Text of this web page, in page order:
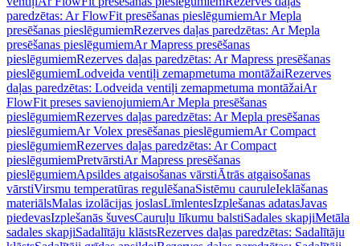
paredzētas: Ar FlowFit presēšanas pieslēgumiemAr Mepla
presēšanas pieslēgumiemRezerves daļas paredzētas: Ar Mepla
presēšanas pieslēgumiemAr Mapress presēšanas
pieslēgumiemRezerves daļas paredzētas: Ar Mapress presēšanas
pieslēgumiemLodveida ventiļi zemapmetuma montāžaiRezerves
daļas paredzētas: Lodveida ventiļi zemapmetuma montāžaiAr
FlowFit preses savienojumiemAr Mepla presēšanas
pieslēgumiemRezerves daļas paredzētas: Ar Mepla presēšanas
pieslēgumiemAr Volex presēšanas pieslēgumiemAr Compact
pieslēgumiemRezerves daļas paredzētas: Ar Compact
pieslēgumiemPretvārstiAr Mapress presēšanas
pieslēgumiemApsildes atgaisošanas vārstiĀtrās atgaisošanas
vārstiVirsmu temperatūras regulēšanaSistēmu cauruleIeklāšanas
materiālsMalas izolācijas joslasLīmlentesIzplešanas adatasJavas
piedevasIzplešanās šuvesCauruļu līkumu balstiSadales skapjiMetāla
sadales skapjiSadalītāju klāstsRezerves daļas paredzētas: Sadalītāju